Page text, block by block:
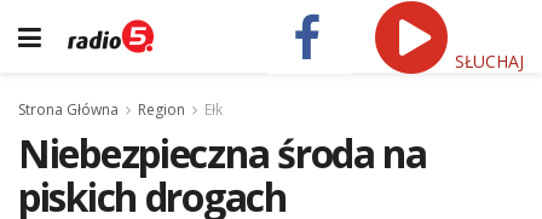
SŁUCHAJ
Strona Główna Region Ełk
Niebezpieczna środa na
piskich drogach